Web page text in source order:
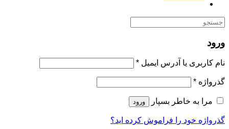
ورود
نام کاربری یا آدرس ایمیل *الزامی
گذرواژه *الزامی
مرا به خاطر بسپار ورود
گذرواژه خود را فراموش کرده اید؟